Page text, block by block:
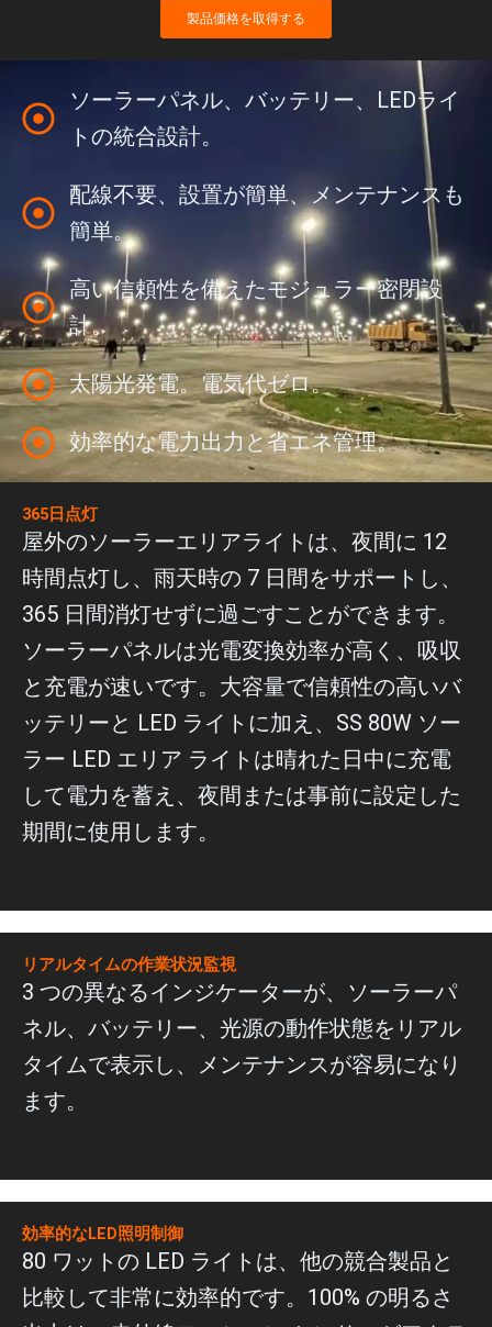
製品価格を取得する
ソーラーパネル、バッテリー、LEDライ
トの統合設計。
配線不要、設置が簡単、メンテナンスも
簡単。
高い信頼性を備えたモジュラー密閉設
計。
太陽光発電。電気代ゼロ。
効率的な電力出力と省エネ管理。
365日点灯
屋外のソーラーエリアライトは、夜間に 12
時間点灯し、雨天時の 7 日間をサポートし、
365 日間消灯せずに過ごすことができます。
ソーラーパネルは光電変換効率が高く、吸収
と充電が速いです。大容量で信頼性の高いバ
ッテリーと LED ライトに加え、SS 80W ソー
ラー LED エリア ライトは晴れた日中に充電
して電力を蓄え、夜間または事前に設定した
期間に使用します。
リアルタイムの作業状況監視
3 つの異なるインジケーターが、ソーラーパ
ネル、バッテリー、光源の動作状態をリアル
タイムで表示し、メンテナンスが容易になり
ます。
効率的なLED照明制御
80 ワットの LED ライトは、他の競合製品と
比較して非常に効率的です。100% の明るさ